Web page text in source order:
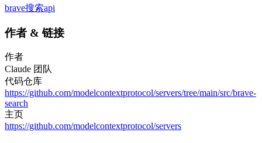
brave搜索api
作者 &链接
作者
Claude 团队
代码仓库
https://github.com/modelcontextprotocol/servers/tree/main/src/brave-
search
主页
https://github.com/modelcontextprotocol/servers